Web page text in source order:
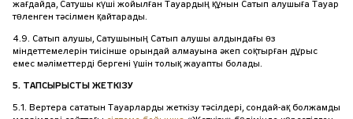
жағдайда, Сатушы күші жойылған Тауардың құнын Сатып алушыға Тауар
төленген тәсілмен қайтарады.
4.9. Сатып алушы, Сатушының Сатып алушы алдындағы өз
міндеттемелерін тиісінше орындай алмауына әкеп соқтырған дұрыс
емес мәліметтерді бергені үшін толық жауапты болады.
5. ТАПСЫРЫСТЫ ЖЕТКІЗУ
5.1. Вертера сататын Тауарларды жеткізу тәсілдері, сондай-ақ болжамды